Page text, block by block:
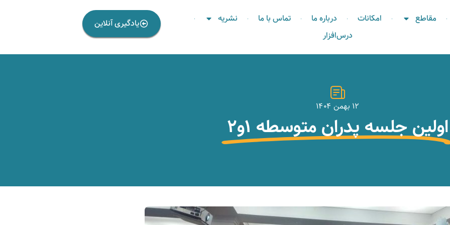
مقاطع امکانات درباره ما تماس با ما
نشریه
درس‌افزار
یادگیری آنلاین
۱۲ بهمن ۱۴۰۴
اولین جلسه پدران متوسطه ۱و۲